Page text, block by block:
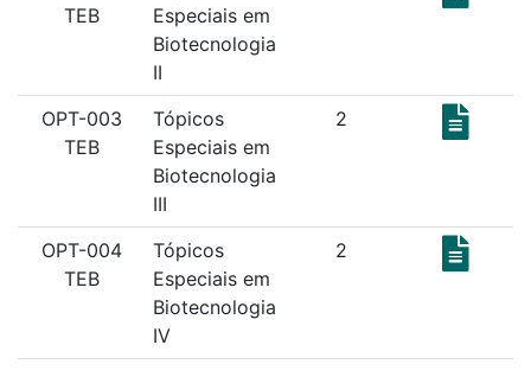
TEB
Especiais em
Biotecnologia
II
OPT-003
TEB
Tópicos
Especiais em
Biotecnologia
III
2
OPT-004
TEB
Tópicos
Especiais em
Biotecnologia
IV
2